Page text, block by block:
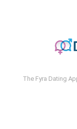
The Fyra Dating